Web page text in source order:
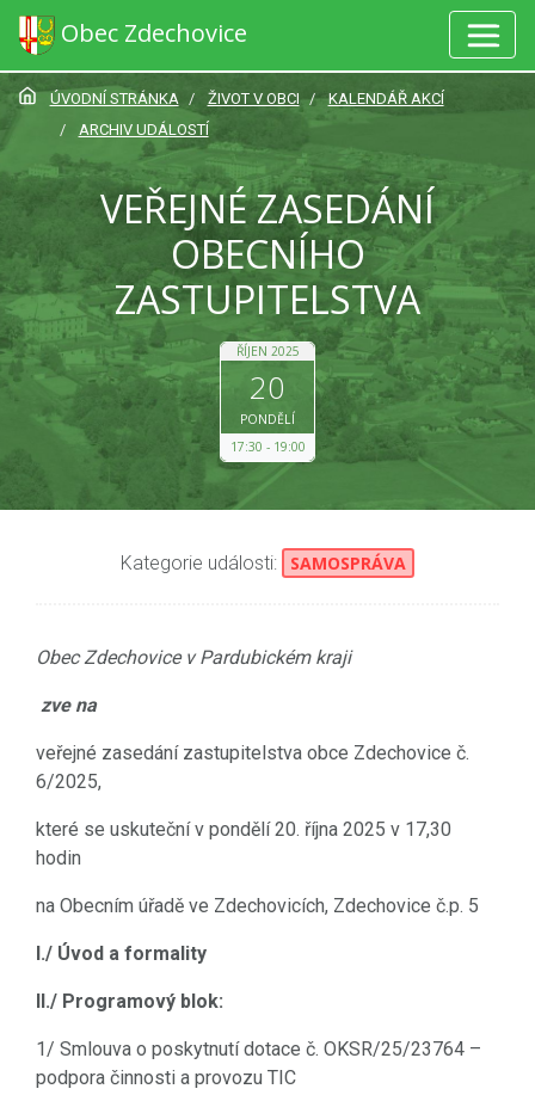
Obec Zdechovice
ÚVODNÍ STRÁNKA ŽIVOT V OBCI
KALENDÁŘ AKCÍ
ARCHIV UDÁLOSTÍ
VEŘEJNÉ ZASEDÁNÍ
OBECNÍHO
ZASTUPITELSTVA
ŘÍJEN 2025
20
PONDĚLÍ
17:30
19:00
Kategorie události: SAMOSPRÁVA
Obec Zdechovice v Pardubickém kraji
zve na
veřejné zasedání zastupitelstva obce Zdechovice č.
6/2025,
které se uskuteční v pondělí 20. října 2025 v 17,30
hodin
na Obecním úřadě ve Zdechovicích, Zdechovice č.p. 5
I./ Úvod a formality
II./ Programový blok:
1/ Smlouva o poskytnutí dotace č. OKSR/25/23764 –
podpora činnosti a provozu TIC